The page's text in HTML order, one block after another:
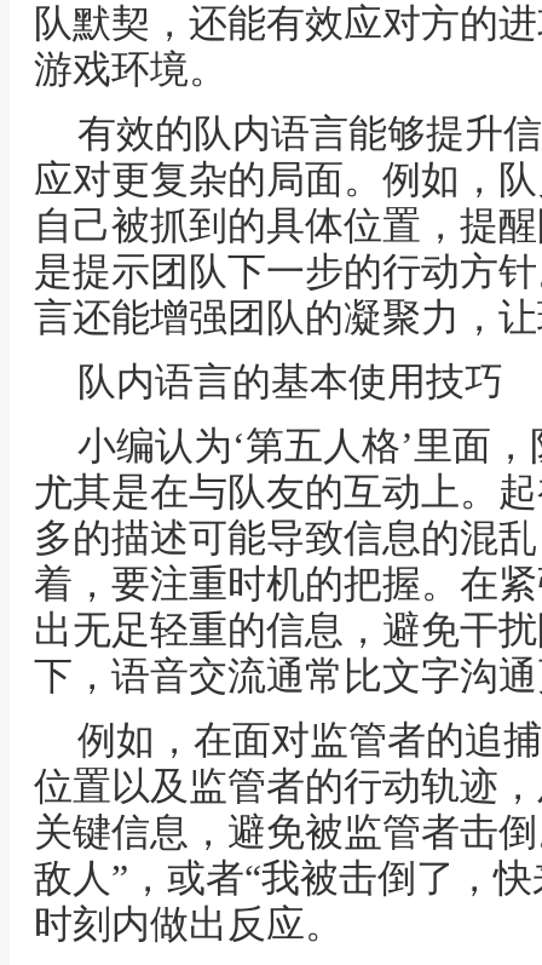
队默契，还能有效应对方的
游戏环境。
有效的队内语言能够提升
应对更复杂的局面。例如，
自己被抓到的具体位置，提
是提示团队下一步的行动方
言还能增强团队的凝聚力，
队内语言的基本使用技巧
小编认为‘第五人格’里面
尤其是在与队友的互动上。
多的描述可能导致信息的混
着，要注重时机的把握。在
出无足轻重的信息，避免干
下，语音交流通常比文字沟
例如，在面对监管者的追
位置以及监管者的行动轨迹
关键信息，避免被监管者击
敌人”，或者“我被击倒了，
时刻内做出反应。